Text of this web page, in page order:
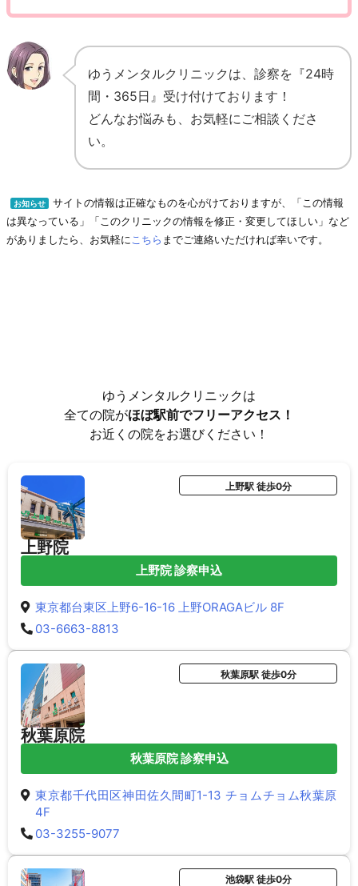
ゆうメンタルクリニックは、診察を『24時
間・365日』受け付けております！
どんなお悩みも、お気軽にご相談くださ
い。
お知らせ
サイトの情報は正確なものを心がけておりますが、「この情報
は異なっている」「このクリニックの情報を修正・変更してほしい」など
がありましたら、お気軽に こちら までご連絡いただければ幸いです。
ゆうメンタルクリニックは
全ての院がほぼ駅前でフリーアクセス！
お近くの院をお選びください！
上野院
上野駅 徒歩0分
上野院 診察申込
東京都台東区上野6-16-16 上野ORAGAビル 8F
03-6663-8813
秋葉原院
秋葉原駅 徒歩0分
秋葉原院 診察申込
東京都千代田区神田佐久間町1-13 チョムチョム秋葉原
4F
03-3255-9077
池袋駅 徒歩0分